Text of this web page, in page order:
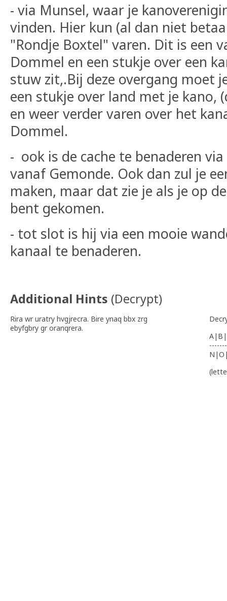
- via Munsel, waar je
vinden. Hier kun (al dan niet
"Rondje Boxtel" varen. Dit is een
Dommel en een stukje over een
stuw zit,.Bij deze overgang moet
een stukje over land met je kano,
en weer verder varen over het
Dommel.
- ook is de cache te benaderen
vanaf Gemonde. Ook dan zul je
maken, maar dat zie je als je op
bent gekomen.
- tot slot is hij via een mooie
kanaal te benaderen.
Additional Hints (Decrypt)
Rira wr uratry hvgjrecra. Bire ynaq bbx zrg
ebyfgbry gr oranqrera.